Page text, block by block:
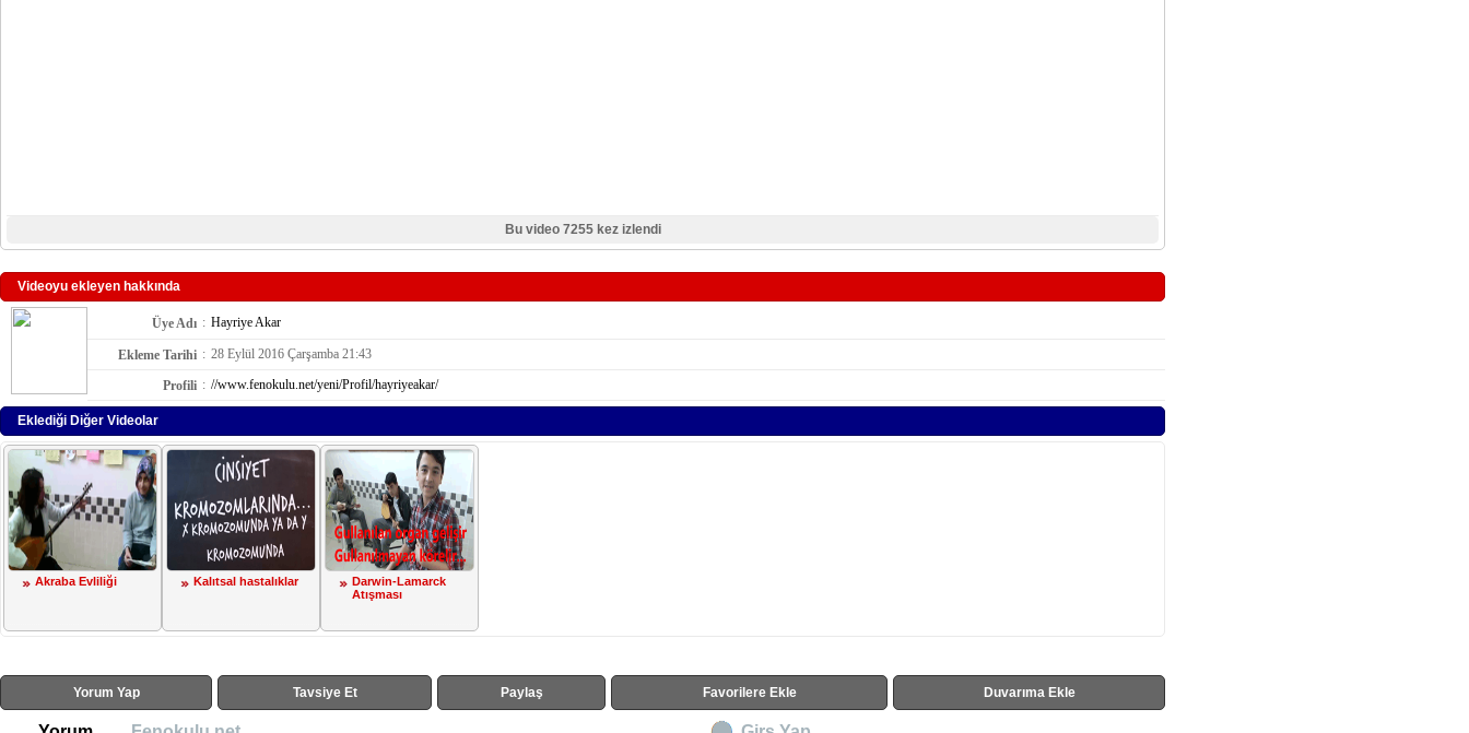
Bu video 7255 kez izlendi
Videoyu ekleyen hakkında
Üye Adı : Hayriye Akar
Ekleme Tarihi : 28 Eylül 2016 Çarşamba 21:43
Profili : //www.fenokulu.net/yeni/Profil/hayriyeakar/
Eklediği Diğer Videolar
Akraba Evliliği Kalıtsal hastalıklar
Darwin-Lamarck
Atışması
Yorum Yap Tavsiye Et Paylaş Favorilere Ekle Duvarıma Ekle